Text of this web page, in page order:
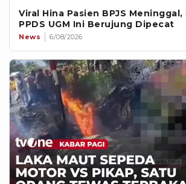
Viral Hina Pasien BPJS
PPDS UGM Ini Berujung Dipecat
News 6/08/2026